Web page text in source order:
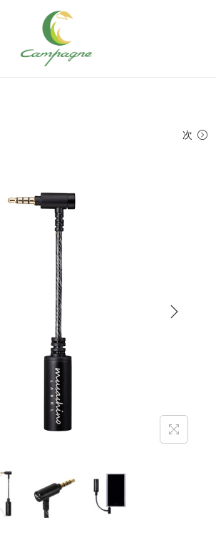
ナ
動
コ
次